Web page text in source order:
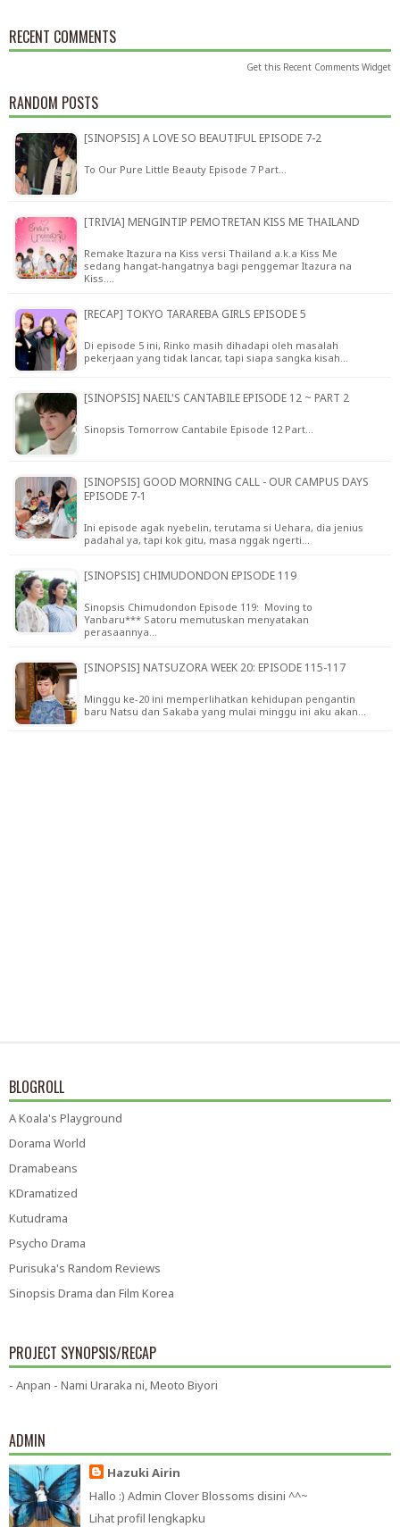
RECENT COMMENTS
Get this Recent Comments Widget
RANDOM POSTS
[SINOPSIS] A LOVE SO BEAUTIFUL EPISODE 7-2
To Our Pure Little Beauty Episode 7 Part…
[TRIVIA] MENGINTIP PEMOTRETAN KISS ME THAILAND
Remake Itazura na Kiss versi Thailand a.k.a Kiss Me
sedang hangat-hangatnya bagi penggemar Itazura na
Kiss.…
[RECAP] TOKYO TARAREBA GIRLS EPISODE 5
Di episode 5 ini, Rinko masih dihadapi oleh masalah
pekerjaan yang tidak lancar, tapi siapa sangka kisah…
[SINOPSIS] NAEIL'S CANTABILE EPISODE 12 ~ PART 2
Sinopsis Tomorrow Cantabile Episode 12 Part…
[SINOPSIS] GOOD MORNING CALL - OUR CAMPUS DAYS
EPISODE 7-1
Ini episode agak nyebelin, terutama si Uehara, dia jenius
padahal ya, tapi kok gitu, masa nggak ngerti…
[SINOPSIS] CHIMUDONDON EPISODE 119
Sinopsis Chimudondon Episode 119: Moving to
Yanbaru*** Satoru memutuskan menyatakan
perasaannya…
[SINOPSIS] NATSUZORA WEEK 20: EPISODE 115-117
Minggu ke-20 ini memperlihatkan kehidupan pengantin
baru Natsu dan Sakaba yang mulai minggu ini aku akan…
BLOGROLL
A Koala's Playground
Dorama World
Dramabeans
KDramatized
Kutudrama
Psycho Drama
Purisuka's Random Reviews
Sinopsis Drama dan Film Korea
PROJECT SYNOPSIS/RECAP
- Anpan - Nami Uraraka ni, Meoto Biyori
ADMIN
Hazuki Airin
Hallo :) Admin Clover Blossoms disini ^^~
Lihat profil lengkapku